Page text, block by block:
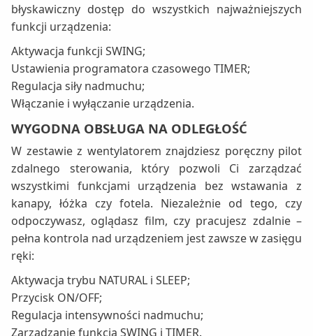
błyskawiczny dostęp do wszystkich najważniejszych
funkcji urządzenia:
Aktywacja funkcji SWING;
Ustawienia programatora czasowego TIMER;
Regulacja siły nadmuchu;
Włączanie i wyłączanie urządzenia.
WYGODNA OBSŁUGA NA ODLEGŁOŚĆ
W zestawie z wentylatorem znajdziesz poręczny pilot
zdalnego sterowania, który pozwoli Ci zarządzać
wszystkimi funkcjami urządzenia bez wstawania z
kanapy, łóżka czy fotela. Niezależnie od tego, czy
odpoczywasz, oglądasz film, czy pracujesz zdalnie –
pełna kontrola nad urządzeniem jest zawsze w zasięgu
ręki:
Aktywacja trybu NATURAL i SLEEP;
Przycisk ON/OFF;
Regulacja intensywności nadmuchu;
Zarządzanie funkcją SWING i TIMER.